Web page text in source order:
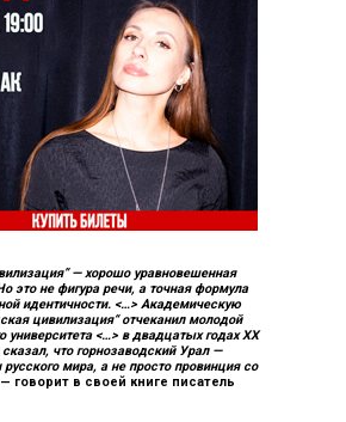
— хорошо уравновешенная
это не фигура речи, а точная формула
идентичности. <…> Академическую
цивилизация“ отчеканил молодой
университета <…> в двадцатых годахXX
что горнозаводский Урал —
мира, а не просто провинция со
— говорит в своей книге писатель